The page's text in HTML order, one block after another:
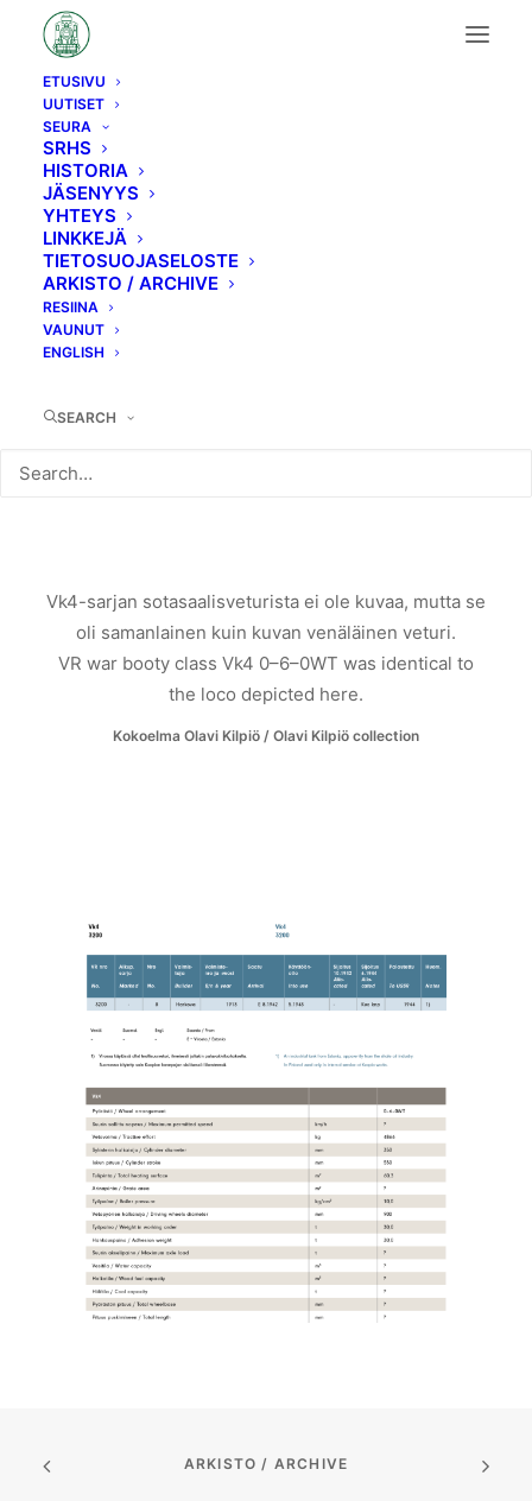
ETUSIVU
UUTISET
SEURA
SRHS
HISTORIA
JÄSENYYS
YHTEYS
LINKKEJÄ
TIETOSUOJASELOSTE
ARKISTO / ARCHIVE
RESIINA
VAUNUT
ENGLISH
SEARCH
Vk4-sarjan sotasaalisveturista ei ole kuvaa, mutta se
oli samanlainen kuin kuvan venäläinen veturi.
VR war booty class Vk4 0–6–0WT was identical to
the loco depicted here.
Kokoelma Olavi Kilpiö / Olavi Kilpiö collection
ARKISTO / ARCHIVE